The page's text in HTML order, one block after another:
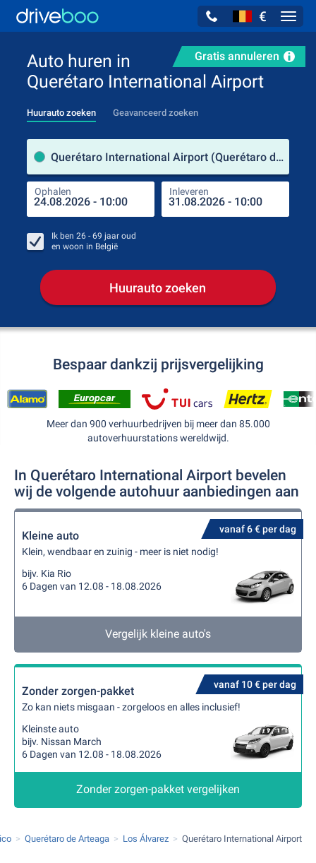
€
Gratis annuleren
Auto huren in
Querétaro International Airport
Huurauto zoeken Geavanceerd zoeken
Querétaro International Airport (Querétaro de Arteaga / Mexico)
Ophalen Inleveren
Ik ben 26 - 69 jaar oud
en woon in België
Huurauto zoeken
Bespaar dankzij prijsvergelijking
Meer dan 900 verhuurbedrijven bij meer dan 85.000
autoverhuurstations wereldwijd.
In Querétaro International Airport bevelen
wij de volgende autohuur aanbiedingen aan
vanaf 6 € per dag
Kleine auto
Klein, wendbaar en zuinig - meer is niet nodig!
bijv. Kia Rio
6 Dagen van 12.08 - 18.08.2026
Vergelijk kleine auto's
vanaf 10 € per dag
Zonder zorgen-pakket
Zo kan niets misgaan - zorgeloos en alles inclusief!
Kleinste auto
bijv. Nissan March
6 Dagen van 12.08 - 18.08.2026
Zonder zorgen-pakket vergelijken
Querétaro de Arteaga Los Álvarez Querétaro International Airport